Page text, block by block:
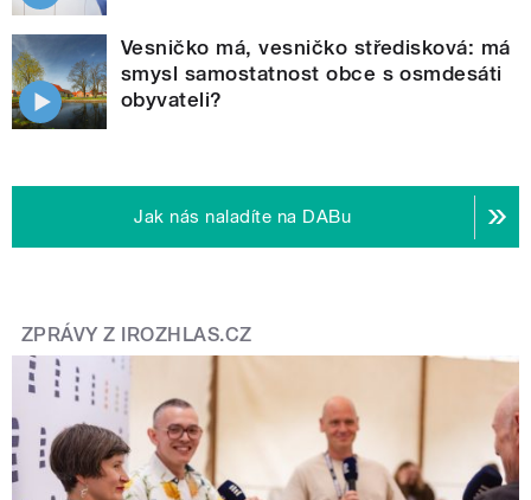
Vesničko má, vesničko středisková: má
smysl samostatnost obce s osmdesáti
obyvateli?
Jak nás naladíte na DABu
ZPRÁVY Z IROZHLAS.CZ